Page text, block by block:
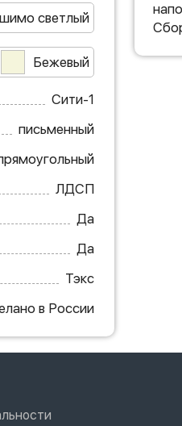
светлый
Бежевый
Сити-1
письменный
ЛДСП
Да
Да
Тэкс
в России